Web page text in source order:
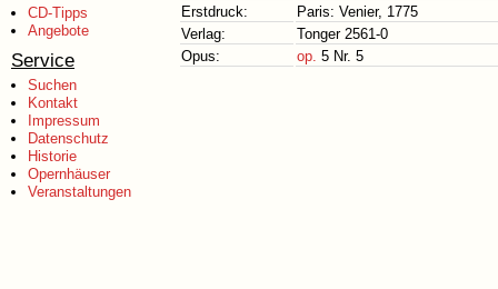
CD-Tipps
Angebote
Service
Suchen
Kontakt
Impressum
Datenschutz
Historie
Opernhäuser
Veranstaltungen
Erstdruck:
Paris: Venier, 1775
Verlag:
Tonger 2561-0
Opus:
op. 5 Nr. 5